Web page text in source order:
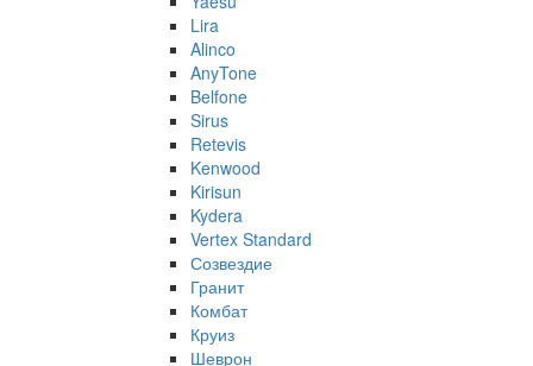
Lira
Alinco
AnyTone
Belfone
Sirus
Retevis
Kenwood
Kirisun
Kydera
Vertex Standard
Созвездие
Гранит
Комбат
Круиз
Шеврон